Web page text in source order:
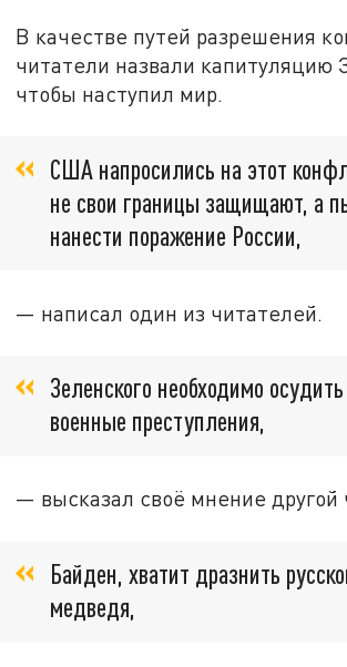
В качестве путей разрешения
читатели назвали капитуляцию
чтобы наступил мир.
США напросились на этот
не свои границы защищают, а
нанести поражение России,
— написал один из читателей.
Зеленского необходимо
военные преступления,
— высказал своё мнение другой
Байден, хватит дразнить
медведя,